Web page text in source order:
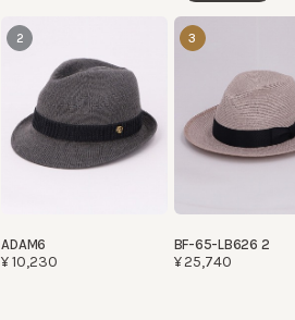
2
ADAM6
¥10,230
3
BF-65-LB626 2
¥25,740